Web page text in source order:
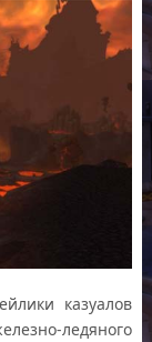
казуалов
ледяного